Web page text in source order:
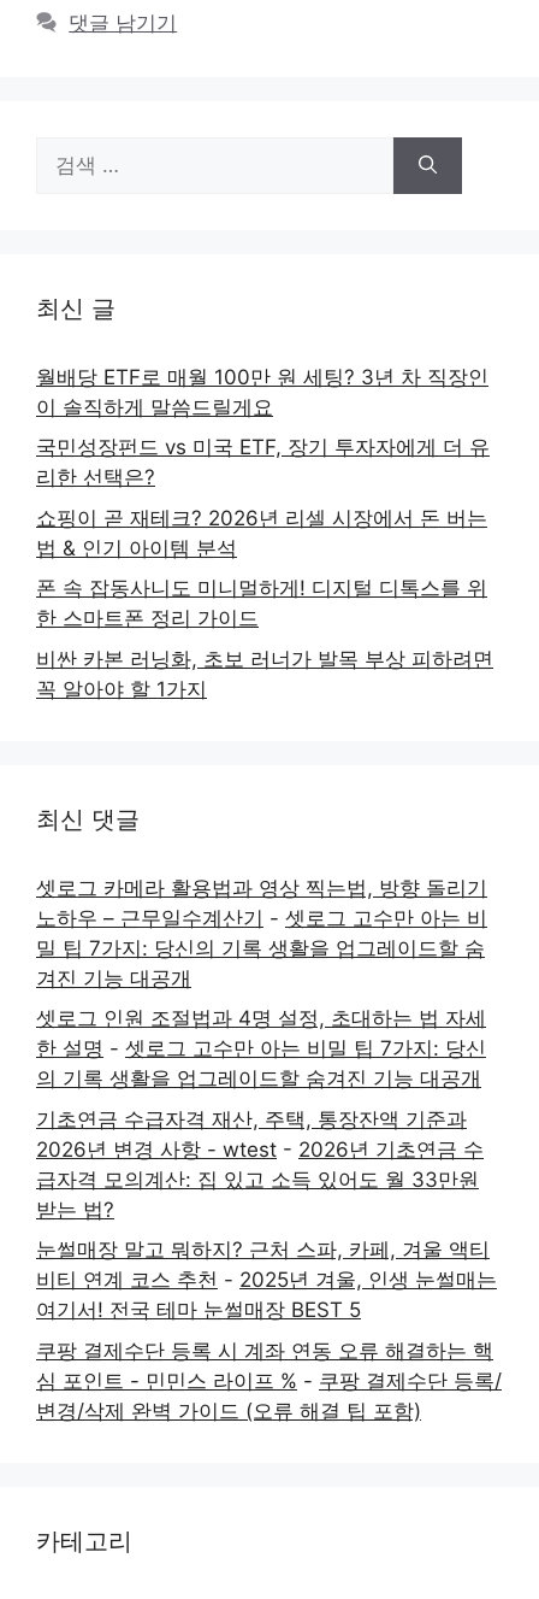
댓글 남기기
색:
최신 글
월배당 ETF로 매월 100만 원 세팅? 3년 차 직장인
이 솔직하게 말씀드릴게요
국민성장펀드 vs 미국 ETF, 장기 투자자에게 더 유
리한 선택은?
쇼핑이 곧 재테크? 2026년 리셀 시장에서 돈 버는
법 & 인기 아이템 분석
폰 속 잡동사니도 미니멀하게! 디지털 디톡스를 위
한 스마트폰 정리 가이드
비싼 카본 러닝화, 초보 러너가 발목 부상 피하려면
꼭 알아야 할 1가지
최신 댓글
셋로그 카메라 활용법과 영상 찍는법, 방향 돌리기
노하우 – 근무일수계산기 - 셋로그 고수만 아는 비
밀 팁 7가지: 당신의 기록 생활을 업그레이드할 숨
겨진 기능 대공개
셋로그 인원 조절법과 4명 설정, 초대하는 법 자세
한 설명 - 셋로그 고수만 아는 비밀 팁 7가지: 당신
의 기록 생활을 업그레이드할 숨겨진 기능 대공개
기초연금 수급자격 재산, 주택, 통장잔액 기준과
2026년 변경 사항 - wtest - 2026년 기초연금 수
급자격 모의계산: 집 있고 소득 있어도 월 33만원
받는 법?
눈썰매장 말고 뭐하지? 근처 스파, 카페, 겨울 액티
비티 연계 코스 추천 - 2025년 겨울, 인생 눈썰매는
여기서! 전국 테마 눈썰매장 BEST 5
쿠팡 결제수단 등록 시 계좌 연동 오류 해결하는 핵
심 포인트 - 민민스 라이프 % - 쿠팡 결제수단 등록/
변경/삭제 완벽 가이드 (오류 해결 팁 포함)
카테고리